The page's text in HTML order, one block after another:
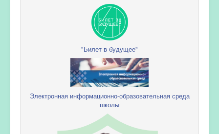
"Билет в будущее"
Электронная информационно-образовательная среда
школы